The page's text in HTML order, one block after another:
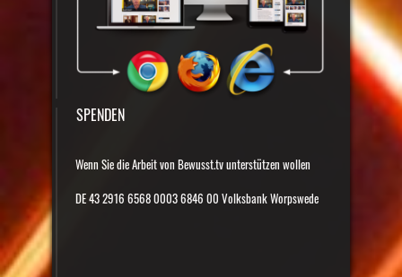
SPENDEN
Wenn Sie die Arbeit von Bewusst.tv unterstützen wollen
DE 43 2916 6568 0003 6846 00 Volksbank Worpswede